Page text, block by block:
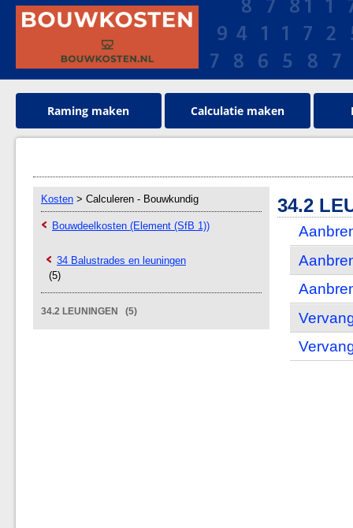
Raming maken Calculatie maken
Kosten > Calculeren - Bouwkundig
Bouwdeelkosten (Element (SfB 1))
34 Balustrades en leuningen
(5)
34.2 LEUNINGEN (5)
34.2